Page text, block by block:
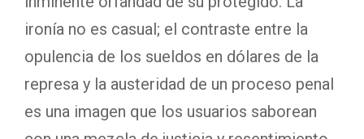
ironía no es casual; el contraste entre la
opulencia de los sueldos en dólares de la
represa y la austeridad de un proceso penal
es una imagen que los usuarios saborean